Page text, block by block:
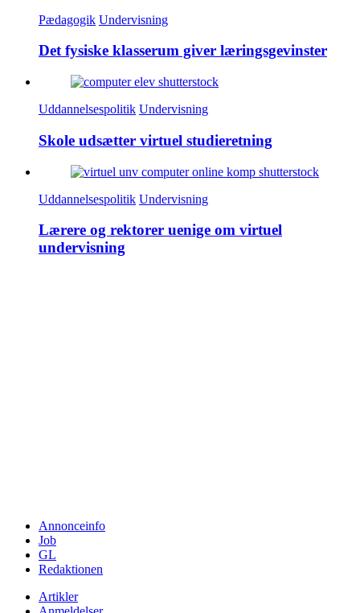
Pædagogik Undervisning
Det fysiske klasserum giver lærings­gevinster
Uddannelsespolitik Undervisning
Skole udsætter virtuel studieretning
Uddannelsespolitik Undervisning
Lærere og rektorer uenige om virtuel
undervisning
Annonceinfo
Job
GL
Redaktionen
Artikler